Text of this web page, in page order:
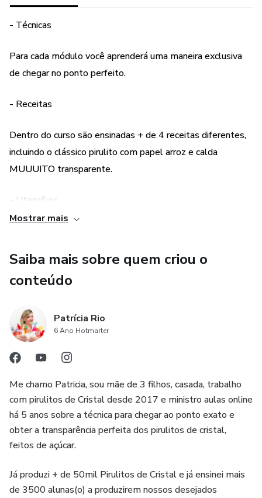
- Técnicas
Para cada módulo você aprenderá uma maneira exclusiva
de chegar no ponto perfeito.
- Receitas
Dentro do curso são ensinadas + de 4 receitas diferentes,
incluindo o clássico pirulito com papel arroz e calda
MUUUITO transparente.
- Utensílios
Mostrar mais
Saiba mais sobre quem criou o
conteúdo
Patrícia Rio
6 Ano Hotmarter
Me chamo Patricia, sou mãe de 3 filhos, casada, trabalho
com pirulitos de Cristal desde 2017 e ministro aulas online
há 5 anos sobre a técnica para chegar ao ponto exato e
obter a transparência perfeita dos pirulitos de cristal,
feitos de açúcar.
Já produzi + de 50mil Pirulitos de Cristal e já ensinei mais
de 3500 alunas(o) a produzirem nossos desejados